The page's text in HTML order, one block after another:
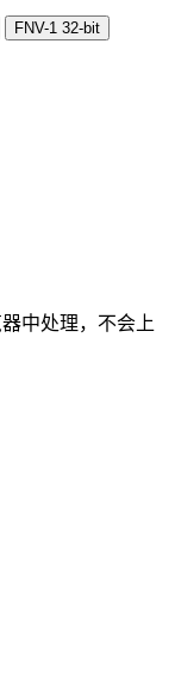
FNV-1 32-bit
中处理，不会上